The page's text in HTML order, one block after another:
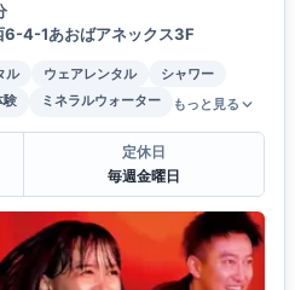
6-4-1あおばアネックス3F
ル ウェアレンタル
シャワー
験 ミネラルウォーター もっと見る
定休日
毎週金曜日